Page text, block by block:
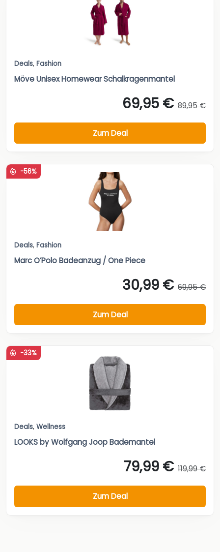
Deals, Fashion
Möve Unisex Homewear Schalkragenmantel
69,95 € 89,95 €
Zum Deal
-56%
Deals, Fashion
Marc O’Polo Badeanzug / One Piece
30,99 € 69,95 €
Zum Deal
-33%
Deals, Wellness
LOOKS by Wolfgang Joop Bademantel
79,99 € 119,99 €
Zum Deal